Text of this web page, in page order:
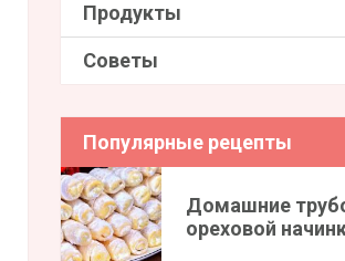
Продукты
Советы
Популярные рецепты
Домашние
ореховой